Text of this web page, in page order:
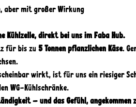
aber mit großer Wirkung
Kühlzelle, direkt bei uns im Faba Hub.
für bis zu 5 Tonnen pflanzlichen Käse.
wirkt, ist für uns ein riesiger
WG-Kühlschränke.
– und das Gefühl, angekommen